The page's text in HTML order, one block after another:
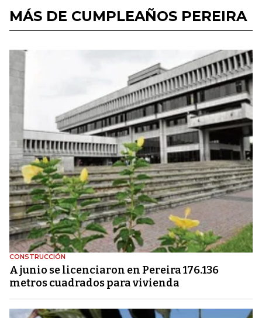
MÁS DE CUMPLEAÑOS PEREIRA
CONSTRUCCIÓN
A junio se licenciaron en Pereira 176.136
metros cuadrados para vivienda